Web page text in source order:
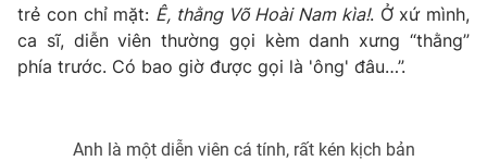
trẻ con chỉ mặt: Ê, thằng Võ Hoài Nam kìa!. Ở xứ mình,
ca sĩ, diễn viên thường gọi kèm danh xưng “thằng”
phía trước. Có bao giờ được gọi là 'ông' đâu…”.
Anh là một diễn viên cá tính, rất kén kịch bản